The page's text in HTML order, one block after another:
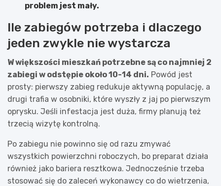
problem jest mały.
Ile zabiegów potrzeba i dlaczego
jeden zwykle nie wystarcza
W większości mieszkań potrzebne są co najmniej 2
zabiegi w odstępie około 10-14 dni. Powód jest
prosty: pierwszy zabieg redukuje aktywną populację, a
drugi trafia w osobniki, które wyszły z jaj po pierwszym
oprysku. Jeśli infestacja jest duża, firmy planują też
trzecią wizytę kontrolną.
Po zabiegu nie powinno się od razu zmywać
wszystkich powierzchni roboczych, bo preparat działa
również jako bariera resztkowa. Jednocześnie trzeba
stosować się do zaleceń wykonawcy co do wietrzenia,